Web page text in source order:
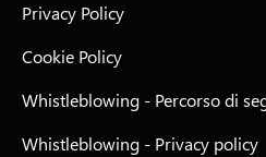
Privacy Policy
Cookie Policy
Whistleblowing - Percorso di
Whistleblowing - Privacy policy